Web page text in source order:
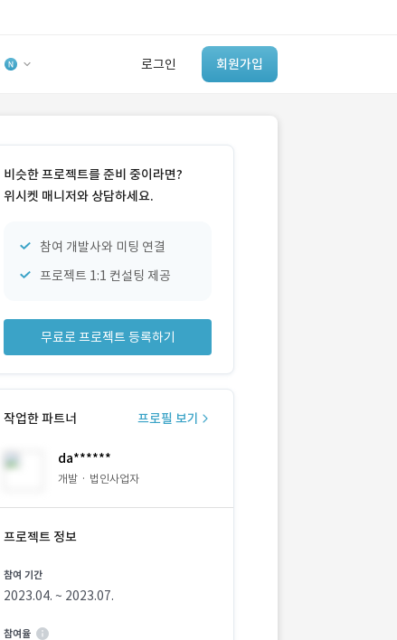
로그인 회원가입
‘이런 거’ 만들어본
개발 회사 있어?
비슷한 프로젝트를 준비 중이라면?
위시켓 매니저와 상담하세요.
참여 개발사와 미팅 연결
프로젝트 1:1 컨설팅 제공
무료로 프로젝트 등록하기
작업한 파트너 프로필 보기
da******
개발 · 법인사업자
프로젝트 정보
참여 기간
2023.04. ~ 2023.07.
참여율